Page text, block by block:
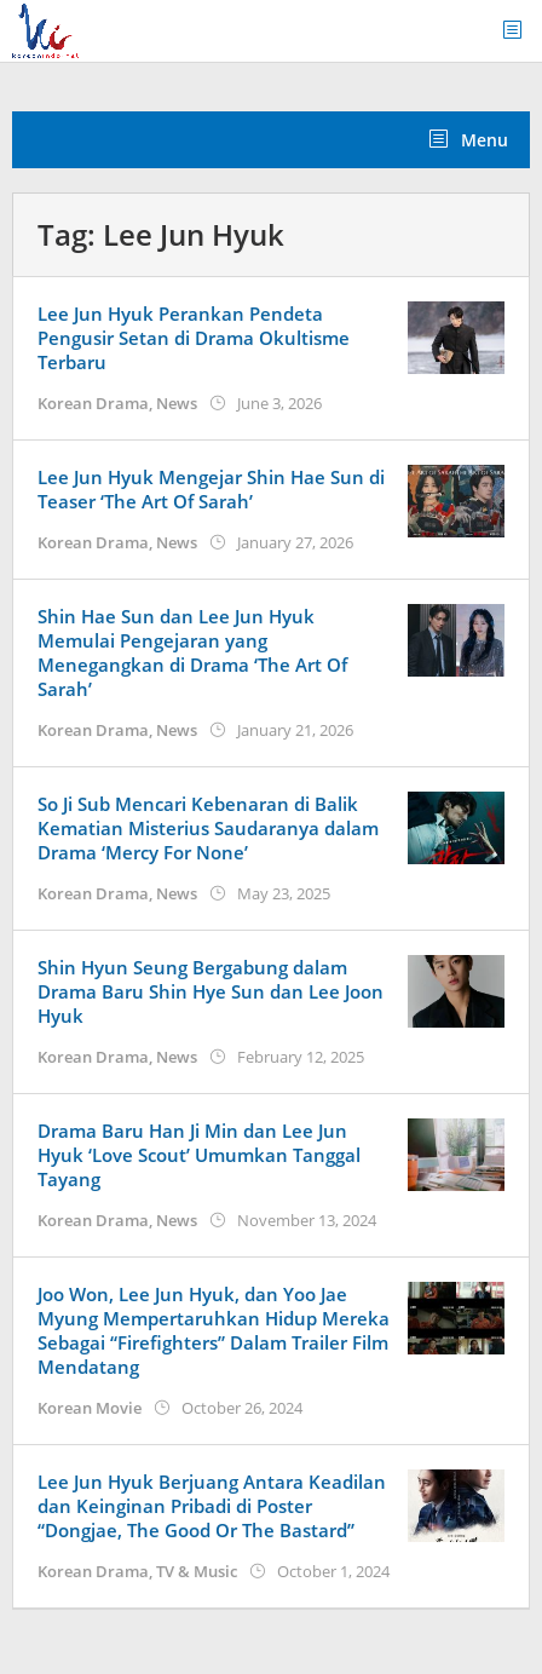
Skip
content
Menu
Tag: Lee Jun Hyuk
Lee Jun Hyuk Perankan Pendeta
Pengusir Setan di Drama Okultisme
Terbaru
Korean Drama, News June 3, 2026by
Lee Jun Hyuk Mengejar Shin Hae Sun di
Teaser ‘The Art Of Sarah’
Korean Drama, News January 27, 2026by
Shin Hae Sun dan Lee Jun Hyuk
Memulai Pengejaran yang
Menegangkan di Drama ‘The Art Of
Sarah’
Korean Drama, News January 21, 2026by
So Ji Sub Mencari Kebenaran di Balik
Kematian Misterius Saudaranya dalam
Drama ‘Mercy For None’
Korean Drama, News May 23, 2025by
Shin Hyun Seung Bergabung dalam
Drama Baru Shin Hye Sun dan Lee Joon
Hyuk
Korean Drama, News February 12, 2025by
Drama Baru Han Ji Min dan Lee Jun
Hyuk ‘Love Scout’ Umumkan Tanggal
Tayang
Korean Drama, News November 13, 2024by
Joo Won, Lee Jun Hyuk, dan Yoo Jae
Myung Mempertaruhkan Hidup Mereka
Sebagai “Firefighters” Dalam Trailer Film
Mendatang
Korean Movie October 26, 2024by
Lee Jun Hyuk Berjuang Antara Keadilan
dan Keinginan Pribadi di Poster
“Dongjae, The Good Or The Bastard”
Korean Drama,TV & Music October 1, 2024by